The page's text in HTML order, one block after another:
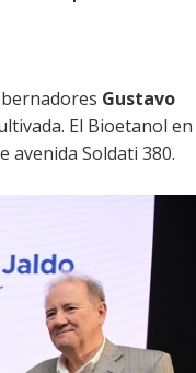
Gustavo
El Bioetanol en
avenida Soldati 380.